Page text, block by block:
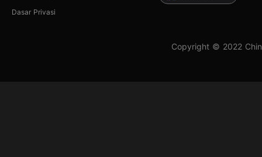
Dasar Privasi
Copyright © 2022